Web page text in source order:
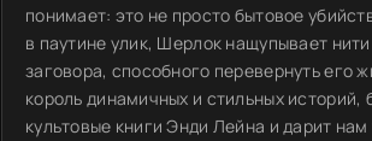
понимает: это не просто бытовое
в паутине улик, Шерлок нащупывает
заговора, способного перевернуть его
король динамичных и стильных историй,
культовые книги Энди Лейна и дарит